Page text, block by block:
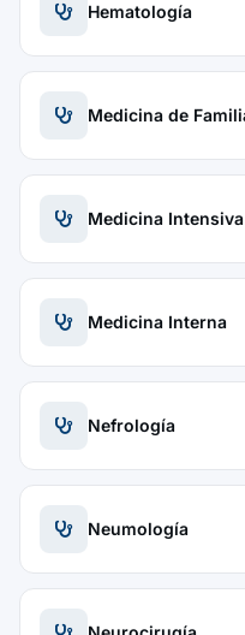
Hematología
Medicina de
Medicina Intensiva
Medicina Interna
Nefrología
Neumología